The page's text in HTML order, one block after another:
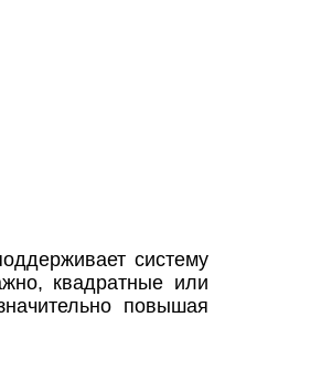
систему
квадратные или
повышая